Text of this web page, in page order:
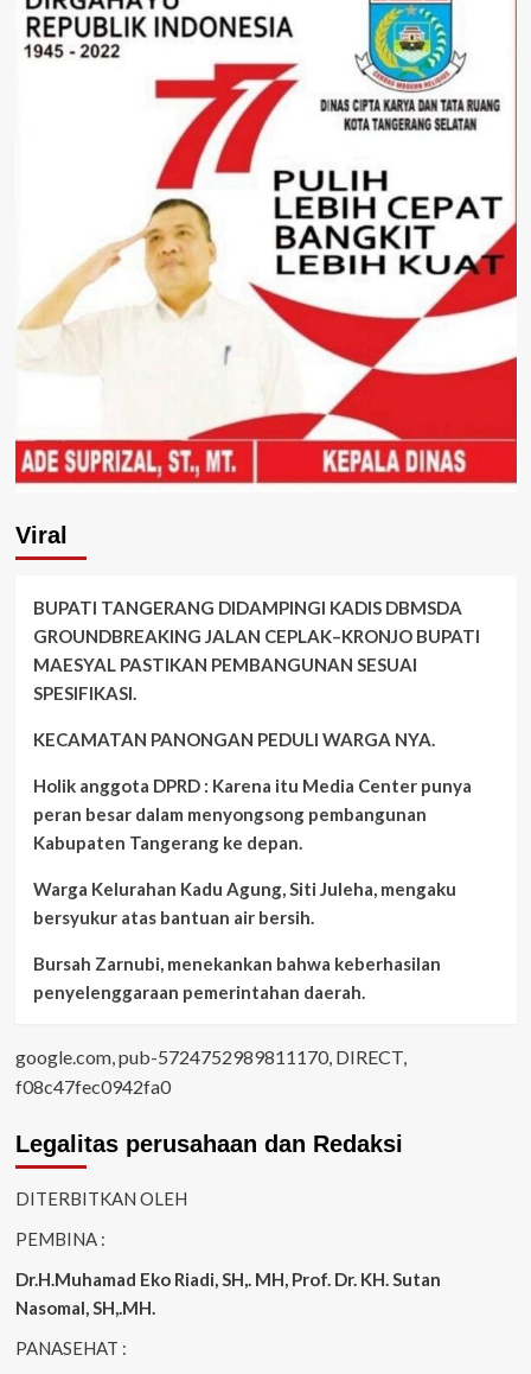
Viral
BUPATI TANGERANG DIDAMPINGI KADIS DBMSDA
GROUNDBREAKING JALAN CEPLAK–KRONJO BUPATI
MAESYAL PASTIKAN PEMBANGUNAN SESUAI
SPESIFIKASI.
KECAMATAN PANONGAN PEDULI WARGA NYA.
Holik anggota DPRD : Karena itu Media Center punya
peran besar dalam menyongsong pembangunan
Kabupaten Tangerang ke depan.
Warga Kelurahan Kadu Agung, Siti Juleha, mengaku
bersyukur atas bantuan air bersih.
Bursah Zarnubi, menekankan bahwa keberhasilan
penyelenggaraan pemerintahan daerah.
google.com, pub-5724752989811170, DIRECT,
f08c47fec0942fa0
Legalitas perusahaan dan Redaksi
DITERBITKAN OLEH
PEMBINA :
Dr.H.Muhamad Eko Riadi , SH,. MH , Prof. Dr. KH. Sutan
Nasomal, SH,.MH.
PANASEHAT :